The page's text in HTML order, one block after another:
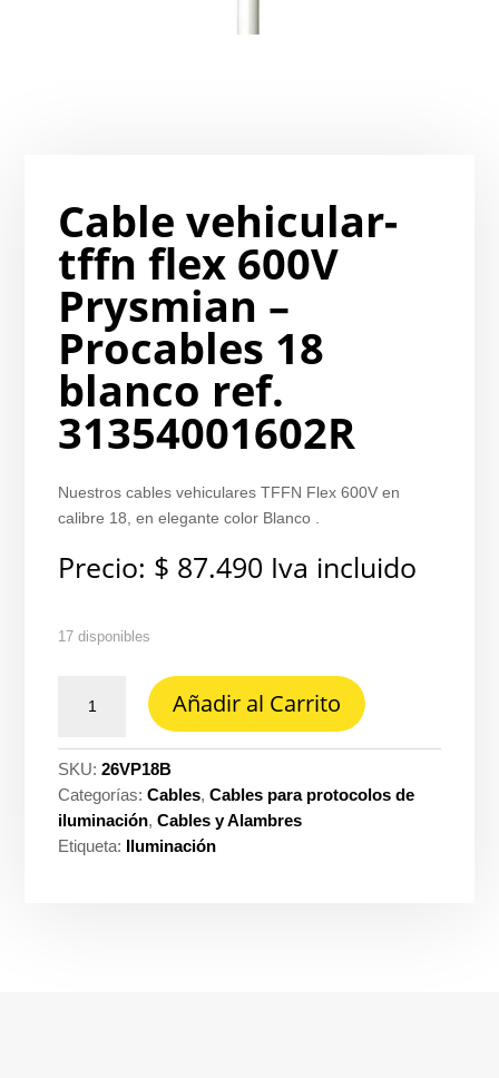
Cable vehicular-
tffn flex 600V
Prysmian –
Procables 18
blanco ref.
31354001602R
Nuestros cables vehiculares TFFN Flex 600V en
calibre 18, en elegante color Blanco .
Precio: $ 87.490 Iva incluido
17 disponibles
vehicular-
flex
600V
Prysmian
-
Añadir al Carrito
SKU:26VP18B
Categorías:Cables,Cables para protocolos de
iluminación,Cables y Alambres
Etiqueta: Iluminación